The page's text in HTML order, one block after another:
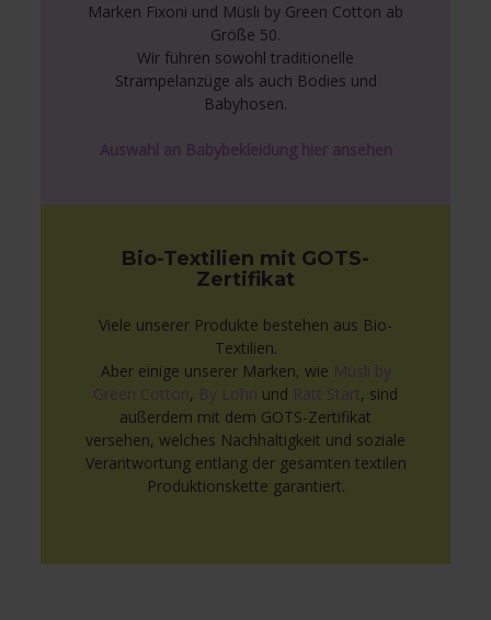
Marken Fixoni und Müsli by Green Cotton ab
Größe 50.
Wir führen sowohl traditionelle
Strampelanzüge als auch Bodies und
Babyhosen.
Auswahl an Babybekleidung hier ansehen
Bio-Textilien mit GOTS-
Zertifikat
Viele unserer Produkte bestehen aus Bio-
Textilien.
Aber einige unserer Marken, wie Müsli by
Green Cotton, By Lohn und Rätt Start, sind
außerdem mit dem GOTS-Zertifikat
versehen, welches Nachhaltigkeit und soziale
Verantwortung entlang der gesamten textilen
Produktionskette garantiert.